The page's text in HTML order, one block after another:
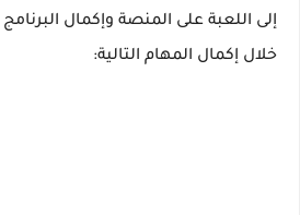
إلى اللعبة على المنصة وإكمال
خلال إكمال المهام التالية: